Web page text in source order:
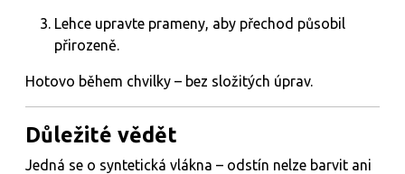
Lehce upravte prameny, aby přechod působil
přirozeně.
Hotovo během chvilky – bez složitých úprav.
Důležité vědět
Jedná se o syntetická vlákna – odstín nelze barvit ani